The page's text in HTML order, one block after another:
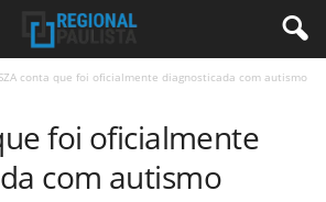
SZA conta que foi oficialmente diagnosticada com autismo
foi oficialmente
com autismo